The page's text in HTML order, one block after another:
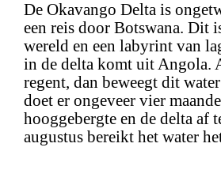
De Okavango Delta is
een reis door Botswana. Dit
wereld en een labyrint van
in de delta komt uit Angola.
regent, dan beweegt dit
doet er ongeveer vier
hooggebergte en de delta af
augustus bereikt het water